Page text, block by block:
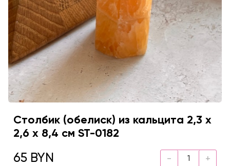
Столбик (обелиск) из кальцита 2,3 х
2,6 х 8,4 см ST-0182
65 BYN